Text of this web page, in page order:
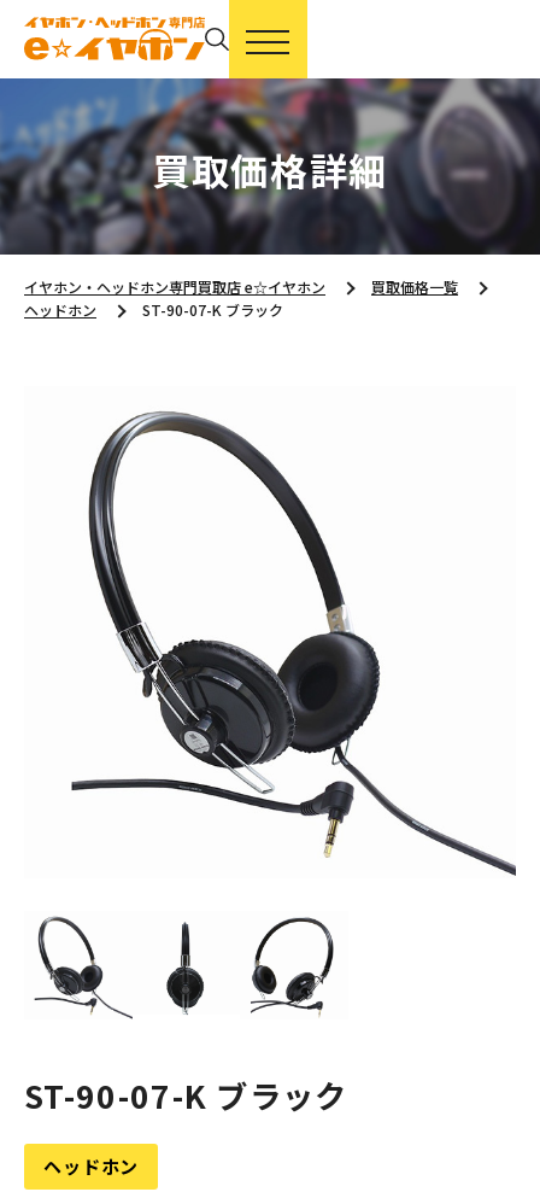
買取価格詳細
イヤホン・ヘッドホン専門買取店 e☆イヤホン
買取価格一覧
ヘッドホン
ST-90-07-K ブラック
ST-90-07-K ブラック
ヘッドホン